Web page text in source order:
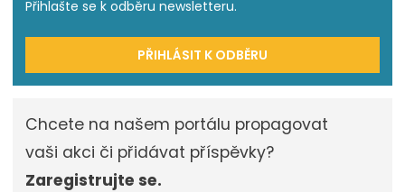
Přihlašte se k odběru newsletteru.
PŘIHLÁSIT K ODBĚRU
Chcete na našem portálu propagovat
vaši akci či přidávat příspěvky?
Zaregistrujte se.